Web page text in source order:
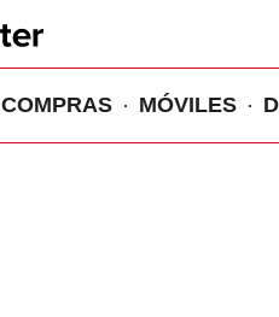
COMPRAS MÓVILES